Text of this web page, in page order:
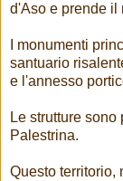
d'Aso e prende il
I monumenti
santuario
e l'annesso
Le strutture
Palestrina.
Questo territorio,